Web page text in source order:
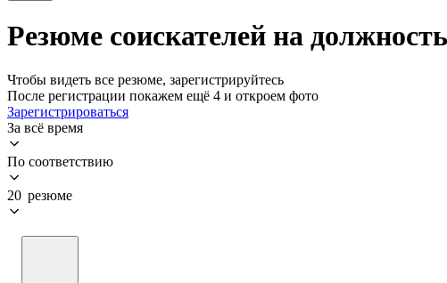
Резюме соискателей на
Чтобы видеть все резюме, зарегистрируйтесь
После регистрации покажем ещё 4 и откроем фото
Зарегистрироваться
За всё время
По соответствию
20 резюме